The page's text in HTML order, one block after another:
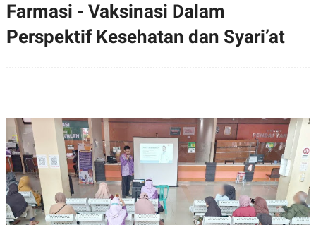
Farmasi - Vaksinasi Dalam
Perspektif Kesehatan dan Syari’at